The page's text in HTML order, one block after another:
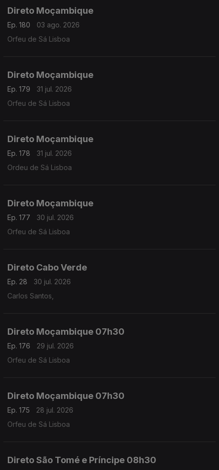
Direto Moçambique
Ep. 180
03 ago. 2026
Orfeu de Sá Lisboa
Direto Moçambique
Ep. 179
31 jul. 2026
Orfeu de Sá Lisboa
Direto Moçambique
Ep. 178
31 jul. 2026
Ordeu de Sá Lisboa
Direto Moçambique
Ep. 177
30 jul. 2026
Orfeu de Sá Lisboa
Direto Cabo Verde
Ep. 28
30 jul. 2026
Carlos Santos,
Direto Moçambique 07h30
Ep. 176
29 jul. 2026
Orfeu de Sá Lisboa
Direto Moçambique 07h30
Ep. 175
28 jul. 2026
Orfeu de Sá Lisboa
Direto São Tomé e Príncipe 08h30